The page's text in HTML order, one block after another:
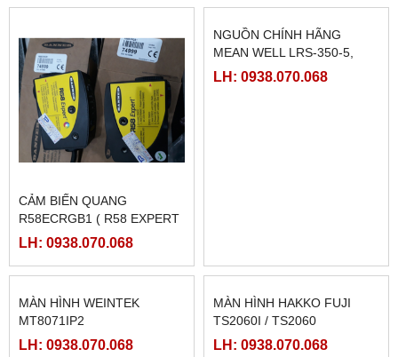
CẢM BIẾN QUANG
R58ECRGB1 ( R58 EXPERT
BANNER)
LH: 0938.070.068